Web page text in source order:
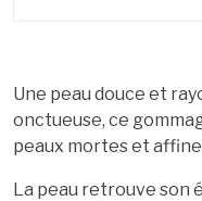
Une peau douce et
onctueuse, ce
peaux mortes et
La peau retrouve son